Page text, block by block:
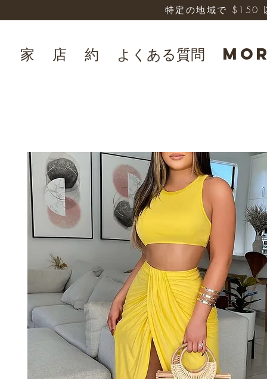
家 店 約 よくある質問
特定の地域で $150